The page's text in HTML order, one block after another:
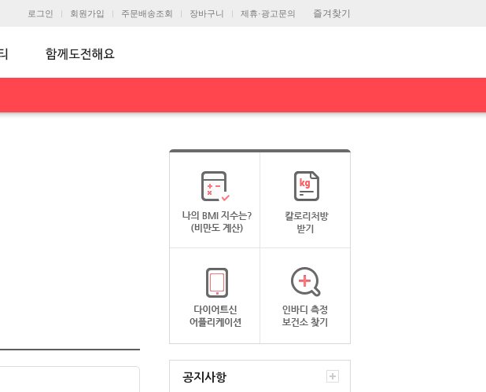
즐겨찾기
로그인 회원가입 주문배송조회 장바구니 제휴·광고문의
공지사항